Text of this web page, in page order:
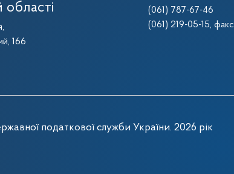
області
166
(061) 787-67-46
(061) 219-05-15, факс
податкової служби України. 2026 рік